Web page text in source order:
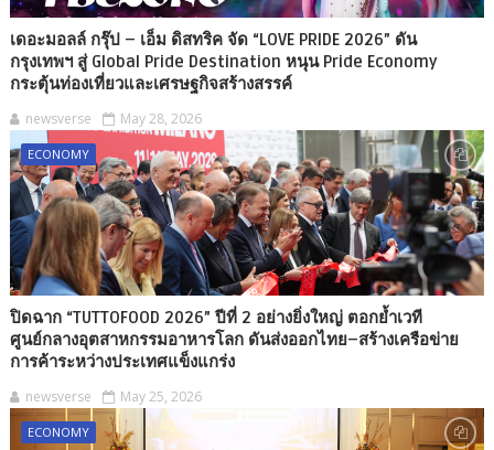
เดอะมอลล์ กรุ๊ป – เอ็ม ดิสทริค จัด “LOVE PRIDE 2026” ดัน
กรุงเทพฯ สู่ Global Pride Destination หนุน Pride Economy
กระตุ้นท่องเที่ยวและเศรษฐกิจสร้างสรรค์
newsverse May 28, 2026
ECONOMY
ปิดฉาก “TUTTOFOOD 2026” ปีที่ 2 อย่างยิ่งใหญ่ ตอกย้ำเวที
ศูนย์กลางอุตสาหกรรมอาหารโลก ดันส่งออกไทย–สร้างเครือข่าย
การค้าระหว่างประเทศแข็งแกร่ง
newsverse May 25, 2026
ECONOMY